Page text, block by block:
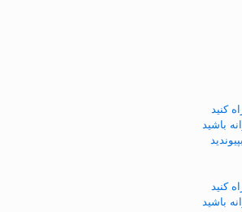
کنید
باشید
کنید
باشید